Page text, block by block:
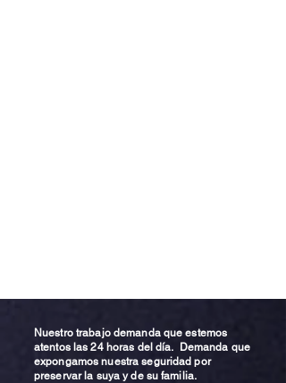
Nuestro trabajo demanda que estemos
atentos las 24 horas del día. Demanda que
expongamos nuestra seguridad por
preservar la suya y de su familia.